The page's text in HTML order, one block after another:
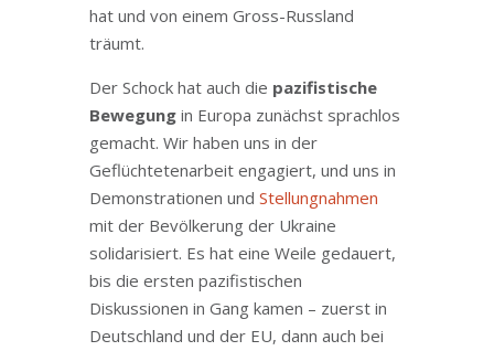
hat und von einem Gross-Russland
träumt.
Der Schock hat auch die pazifistische
Bewegungin Europa zunächst sprachlos
gemacht. Wir haben uns in der
Geflüchtetenarbeit engagiert, und uns in
Demonstrationen und Stellungnahmen
mit der Bevölkerung der Ukraine
solidarisiert. Es hat eine Weile gedauert,
bis die ersten pazifistischen
Diskussionen in Gang kamen – zuerst in
Deutschland und der EU, dann auch bei